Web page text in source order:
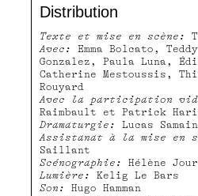
Distribution
Texte et mise en scène:
Avec:
Emma Bolcato,
Gonzalez, Paula Luna,
Catherine Mestoussis,
Rouyard
Avec la participation
Raimbault et Patrick
Dramaturgie:
Lucas Samain
Assistanat à la mise en
Saillant
Scénographie:
Hélène
Lumière:
Kelig Le Bars
Son:
Hugo Hamman